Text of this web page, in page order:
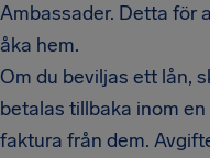
Ambassader. Detta för
åka hem.
Om du beviljas ett lån,
betalas tillbaka inom
faktura från dem.